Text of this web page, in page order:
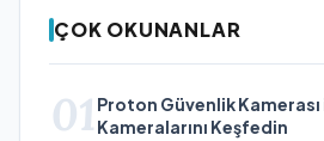
ÇOK OKUNANLAR
01 Proton Güvenlik Kamerası
Kameralarını Keşfedin